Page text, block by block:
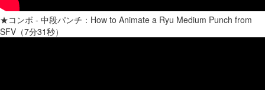
★コンボ - 中段パンチ：How to Animate a Ryu Medium Punch from
SFV（7分31秒）